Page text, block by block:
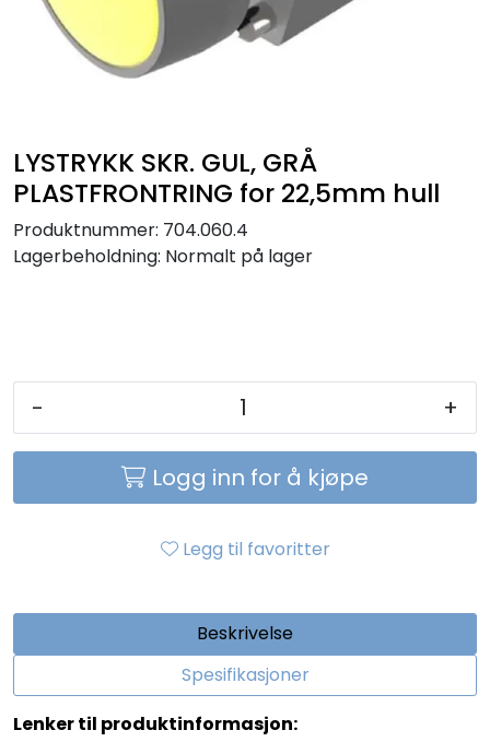
LYSTRYKK SKR. GUL, GRÅ
PLASTFRONTRING for 22,5mm hull
Produktnummer: 704.060.4
Lagerbeholdning: Normalt på lager
- +
Logg inn for å kjøpe
Legg til favoritter
Beskrivelse
Spesifikasjoner
Lenker til produktinformasjon:
Sikringer
Leverandører